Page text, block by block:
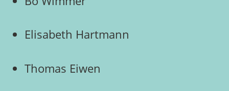
Elisabeth Hartmann
Thomas Eiwen